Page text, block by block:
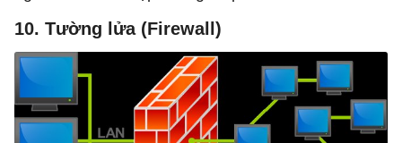
10. Tường lửa (Firewall)